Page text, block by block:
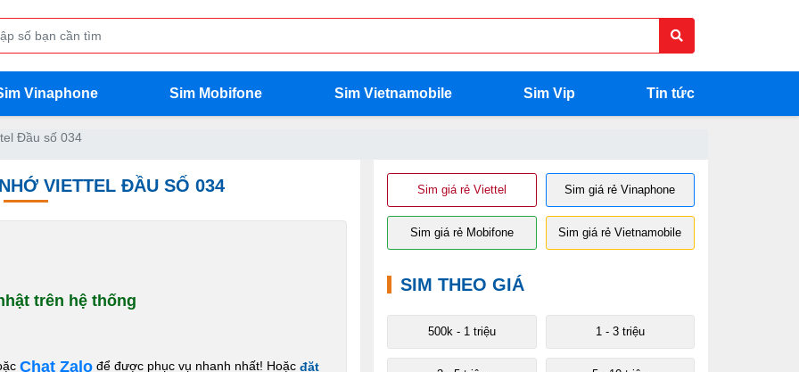
Vinaphone Sim Mobifone Sim Vietnamobile Sim Vip Tin tức
Đầu số 034
VIETTEL ĐẦU SỐ 034
trên hệ thống
Chat Zalo để được phục vụ nhanh nhất! Hoặc đặt
Sim giá rẻ Viettel Sim giá rẻ Vinaphone
Sim giá rẻ Mobifone Sim giá rẻ Vietnamobile
SIM THEO GIÁ
500k - 1 triệu 1 - 3 triệu